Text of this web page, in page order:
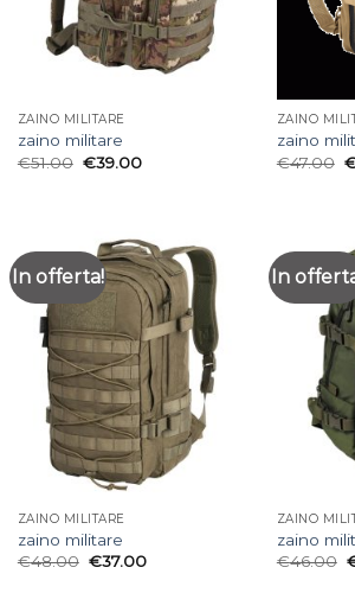
ZAINO MILITARE
zaino militare
€51.00 €39.00
ZAINO
zaino
€47.00
In offerta!
ZAINO MILITARE
zaino militare
€48.00 €37.00
In
ZAINO
zaino
€46.00